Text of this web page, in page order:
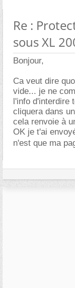
Re :
sous XL
Bonjour,
Ca veut dire
vide... je ne
l'info d'interdire
cliquera dans
cela renvoie à
OK je t'ai
n'est que ma